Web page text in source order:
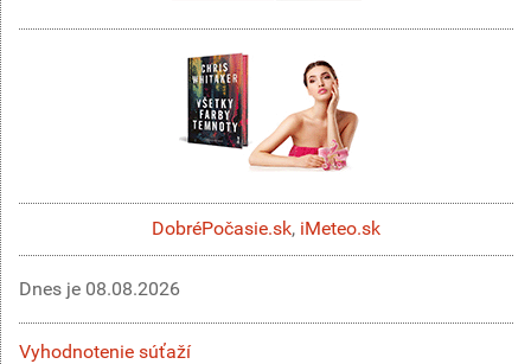
DobréPočasie.sk, iMeteo.sk
Dnes je 08.08.2026
Vyhodnotenie súťaží